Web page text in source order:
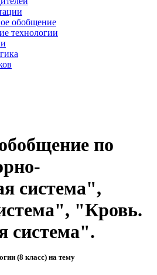
обобщение
технологии
по
система",
"Кровь.
система".
(8 класс) на тему